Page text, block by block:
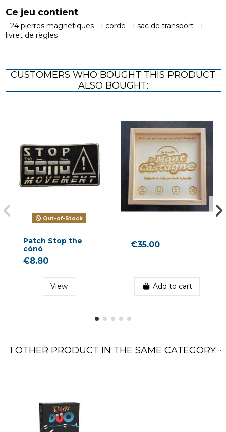
Ce jeu contient
- 24 pierres magné­tiques - 1 corde - 1 sac de trans­port - 1
livret de règles
CUSTOMERS WHO BOUGHT THIS PRODUCT
ALSO BOUGHT:
Out-of-Stock
Patch Stop the
cònò
€8.80
View
€35.00
Add to cart
1 OTHER PRODUCT IN THE SAME CATEGORY: